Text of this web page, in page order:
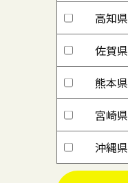
高知県
佐賀県
熊本県
宮崎県
沖縄県